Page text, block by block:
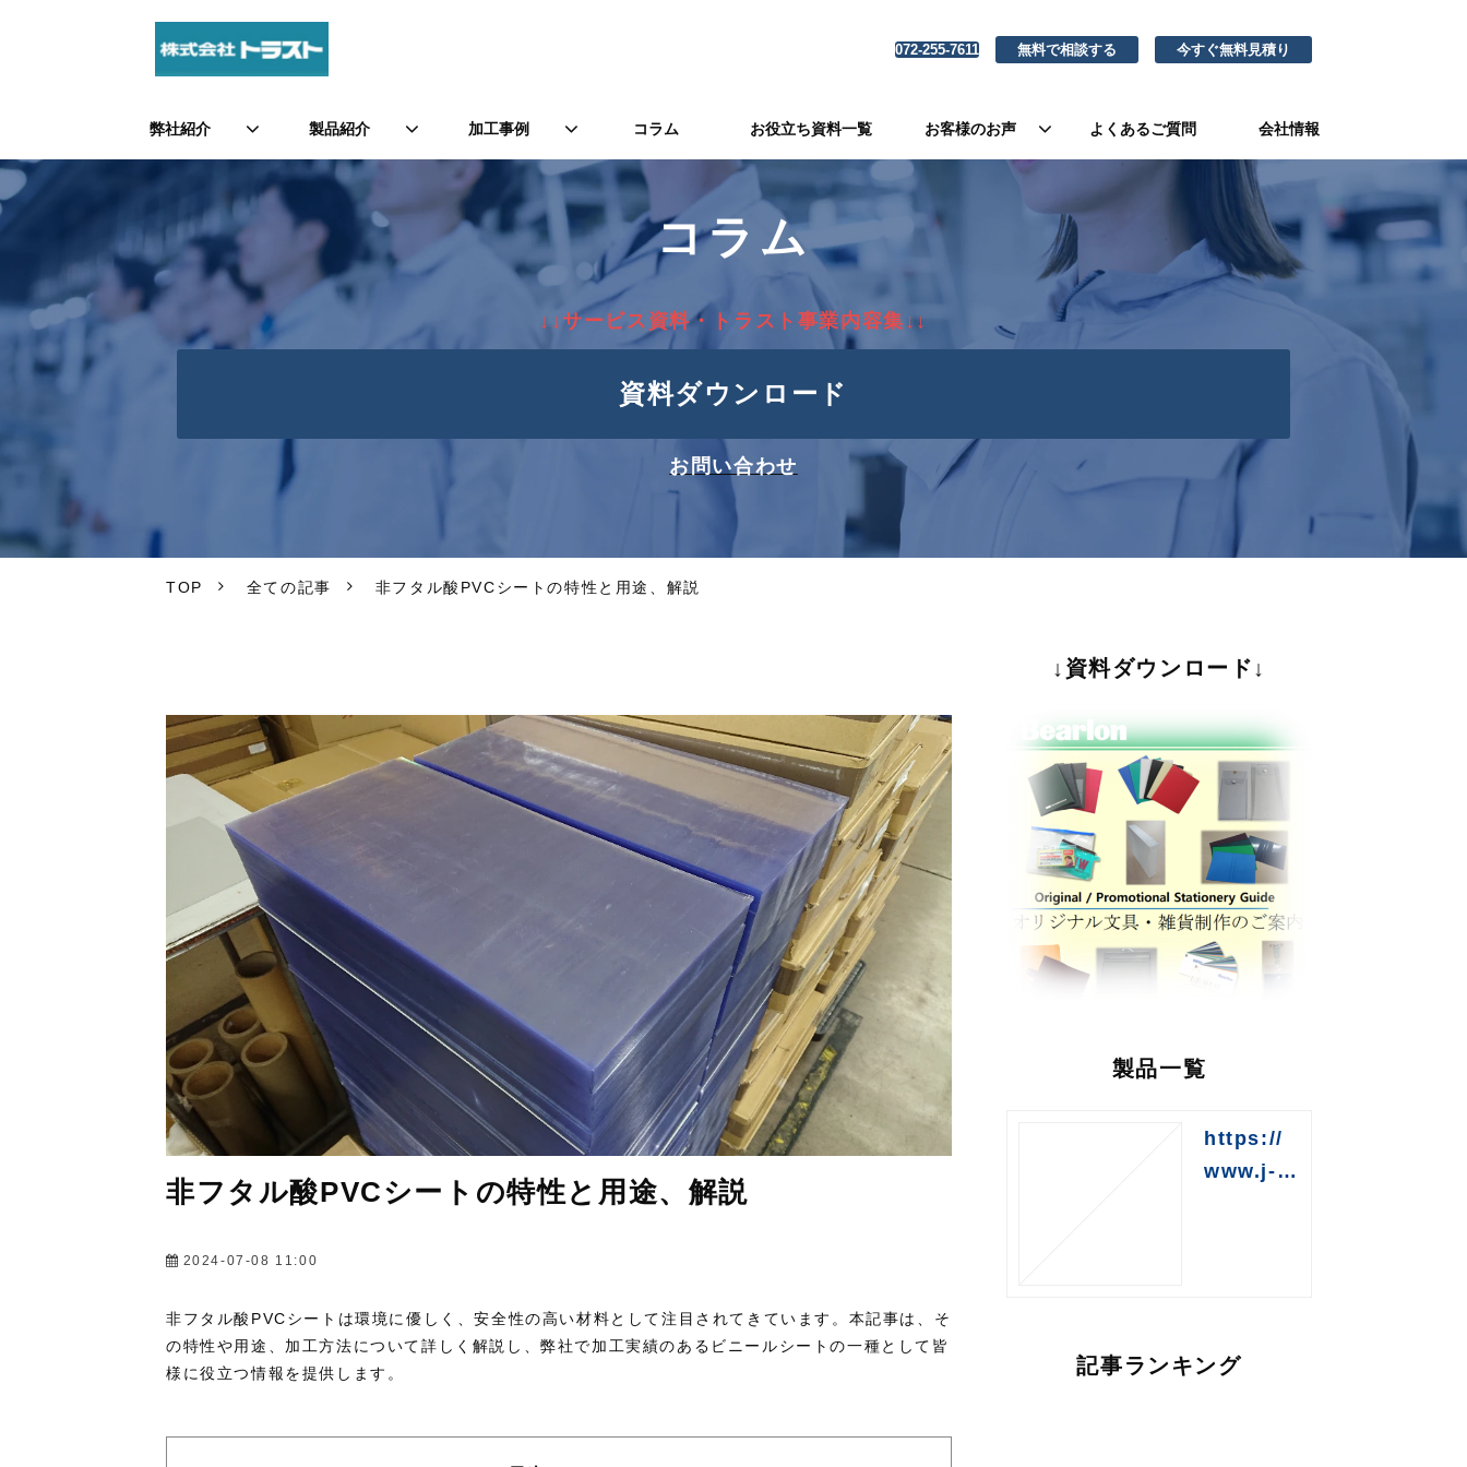
072-255-7611 無料で相談する 今すぐ無料見積り
弊社紹介 製品紹介 加工事例 コラム お役立ち資料一覧 お客様のお声 よくあるご質問 会社情報
コラム
↓↓サービス資料・トラスト事業内容集↓↓
資料ダウンロード
お問い合わせ
TOP 全ての記事 非フタル酸PVCシートの特性と用途、解説
非フタル酸PVCシートの特性と用途、解説
2024-07-08 11:00
非フタル酸PVCシートは環境に優しく、安全性の高い材料として注目されてきています。本記事は、そ
の特性や用途、加工方法について詳しく解説し、弊社で加工実績のあるビニールシートの一種として皆
様に役立つ情報を提供します。
↓資料ダウンロード↓
製品一覧
https://
www.j-tr
記事ランキング